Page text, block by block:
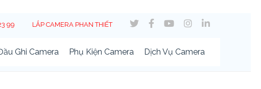
99 LẮP CAMERA PHAN THIẾT
Ghi Camera Phụ Kiện Camera Dịch Vụ Camera